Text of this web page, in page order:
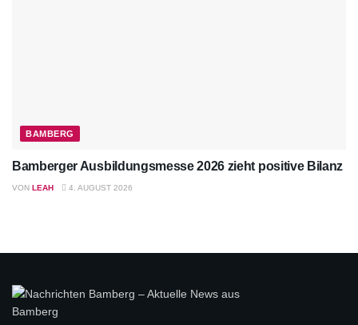
BAMBERG
Bamberger Ausbildungsmesse 2026 zieht positive Bilanz
VON LEAH 4. AUGUST 2026